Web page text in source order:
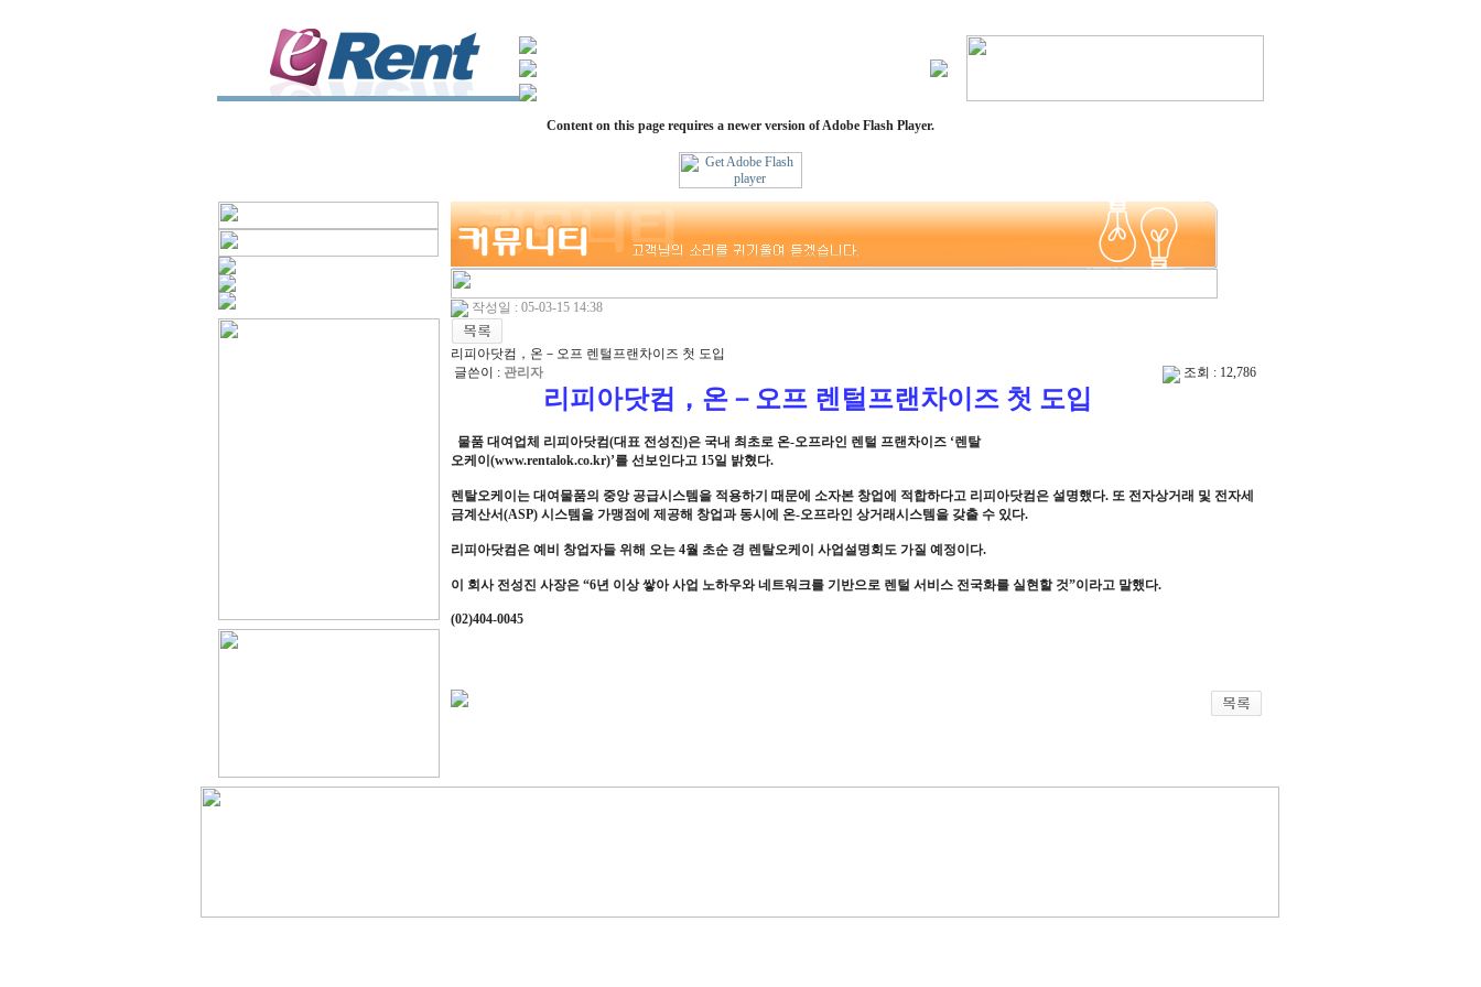
Content on this page requires a newer version of Adobe Flash Player.
작성일 : 05-03-15 14:38
리피아닷컴，온－오프 렌털프랜차이즈 첫 도입
글쓴이 : 관리자 조회 : 12,786
리피아닷컴，온－오프 렌털프랜차이즈 첫 도입
물품 대여업체 리피아닷컴(대표 전성진)은 국내 최초로 온-오프라인 렌털 프랜차이즈 ‘렌탈
오케이(www.rentalok.co.kr)’를 선보인다고 15일 밝혔다.
렌탈오케이는 대여물품의 중앙 공급시스템을 적용하기 때문에 소자본 창업에 적합하다고 리피아닷컴은 설명했다. 또 전자상거래 및 전자세
금계산서(ASP) 시스템을 가맹점에 제공해 창업과 동시에 온-오프라인 상거래시스템을 갖출 수 있다.
리피아닷컴은 예비 창업자들 위해 오는 4월 초순 경 렌탈오케이 사업설명회도 가질 예정이다.
이 회사 전성진 사장은 “6년 이상 쌓아 사업 노하우와 네트워크를 기반으로 렌털 서비스 전국화를 실현할 것”이라고 말했다.
(02)404-0045